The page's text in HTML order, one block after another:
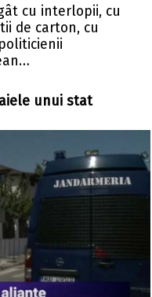
cu interlopii, cu
de carton, cu
unui stat